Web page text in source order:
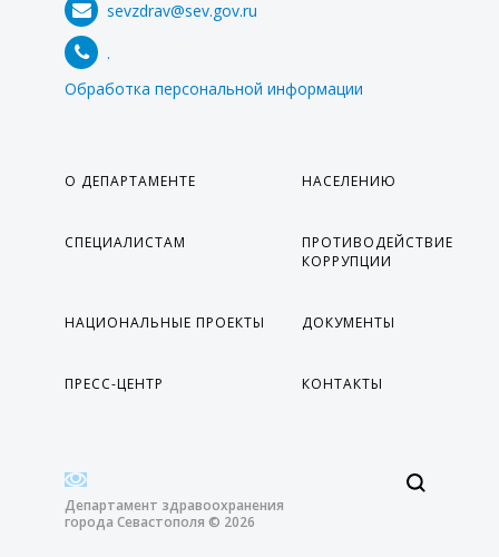
sevzdrav@sev.gov.ru
.
Обработка персональной информации
О ДЕПАРТАМЕНТЕ НАСЕЛЕНИЮ
СПЕЦИАЛИСТАМ
ПРОТИВОДЕЙСТВИЕ
КОРРУПЦИИ
НАЦИОНАЛЬНЫЕ ПРОЕКТЫ ДОКУМЕНТЫ
ПРЕСС-ЦЕНТР КОНТАКТЫ
Департамент здравоохранения
города Севастополя © 2026